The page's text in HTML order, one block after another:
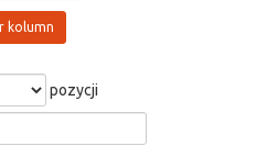
kolumn
pozycji